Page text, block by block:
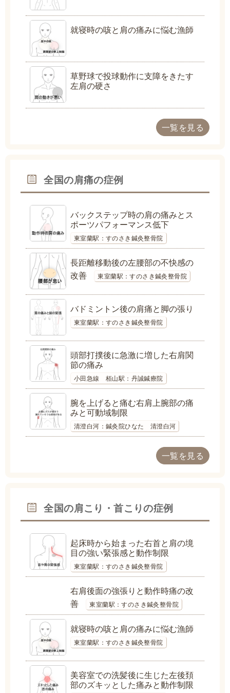
就寝時の咳と肩の痛みに悩む漁師
草野球で投球動作に支障をきたす
左肩の硬さ
一覧を見る
全国の肩痛の症例
バックステップ時の肩の痛みとス
ポーツパフォーマンス低下
東室蘭駅：すのさき鍼灸整骨院
長距離移動後の左腰部の不快感の
改善
東室蘭駅：すのさき鍼灸整骨院
バドミントン後の肩痛と脚の張り
東室蘭駅：すのさき鍼灸整骨院
頭部打撲後に急激に増した右肩関
節の痛み
小田急線 栢山駅：丹誠鍼療院
腕を上げると痛む右肩上腕部の痛
みと可動域制限
清澄白河：鍼灸院ひなた 清澄白河
一覧を見る
全国の肩こり・首こりの症例
起床時から始まった右首と肩の境
目の強い緊張感と動作制限
東室蘭駅：すのさき鍼灸整骨院
右肩後面の強張りと動作時痛の改
善
東室蘭駅：すのさき鍼灸整骨院
就寝時の咳と肩の痛みに悩む漁師
東室蘭駅：すのさき鍼灸整骨院
美容室での洗髪後に生じた左後頚
部のズキッとした痛みと動作制限